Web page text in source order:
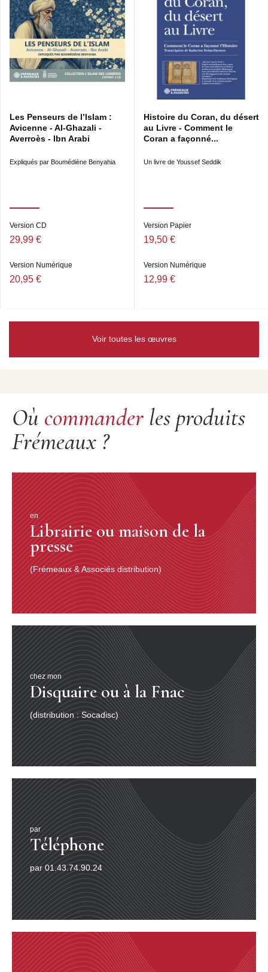
Les Penseurs de l’Islam :
Avicenne - Al-Ghazali -
Averroès - Ibn Arabi
Expliqués par Boumédiène Benyahia
Version CD
29,99 €
Version Numérique
20,95 €
Histoire du Coran, du désert
au Livre - Comment le
Coran a façonné...
Un livre de Youssef Seddik
Version Papier
19,50 €
Version Numérique
12,99 €
Voir toutes les œuvres
Où commander les produits
Frémeaux ?
par
Téléphone
par 01.43.74.90.24
en
Librairie ou maison de la
presse
(Frémeaux & Associés distribution)
chez mon
Disquaire ou à la Fnac
(distribution : Socadisc)